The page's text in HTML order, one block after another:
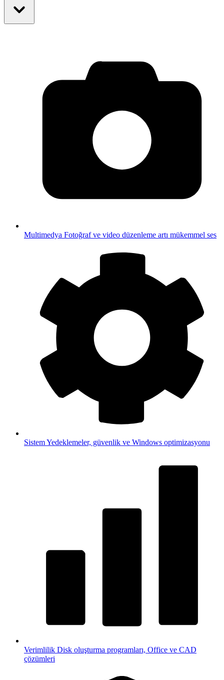
Multimedya Fotoğraf ve video düzenleme artı mükemmel ses
SistemYedeklemeler, güvenlik ve Windows optimizasyonu
Verimlilik Disk oluşturma programları, Office ve CAD
çözümleri